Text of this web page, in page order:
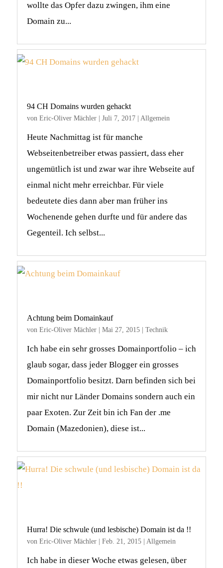
wollte das Opfer dazu zwingen, ihm eine
Domain zu...
94 CH Domains wurden gehackt
von Eric-Oliver Mächler| Juli 7, 2017| Allgemein
Heute Nachmittag ist für manche
Webseitenbetreiber etwas passiert, dass eher
ungemütlich ist und zwar war ihre Webseite auf
einmal nicht mehr erreichbar. Für viele
bedeutete dies dann aber man früher ins
Wochenende gehen durfte und für andere das
Gegenteil. Ich selbst...
Achtung beim Domainkauf
von Eric-Oliver Mächler| Mai 27, 2015| Technik
Ich habe ein sehr grosses Domainportfolio – ich
glaub sogar, dass jeder Blogger ein grosses
Domainportfolio besitzt. Darn befinden sich bei
mir nicht nur Länder Domains sondern auch ein
paar Exoten. Zur Zeit bin ich Fan der .me
Domain (Mazedonien), diese ist...
Hurra! Die schwule (und lesbische) Domain ist da !!
von Eric-Oliver Mächler| Feb. 21, 2015| Allgemein
Ich habe in dieser Woche etwas gelesen, über